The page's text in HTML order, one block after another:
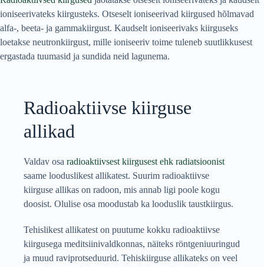
ioniseerivateks kiirgusteks. Otseselt ioniseerivad kiirgused hõlmavad
alfa-, beeta- ja gammakiirgust. Kaudselt ioniseerivaks kiirguseks
loetakse neutronkiirgust, mille ioniseeriv toime tuleneb suutlikkusest
ergastada tuumasid ja sundida neid lagunema.
Radioaktiivse kiirguse
allikad
Valdav osaradioaktiivsest kiirgusest ehk radiatsioonist
saame looduslikest allikatest. Suurim radioaktiivse
kiirguse allikas on radoon, mis annab ligi poole kogu
doosist. Olulise osa moodustab ka looduslik taustkiirgus.
Tehislikest allikatest on puutume kokku radioaktiivse
kiirgusega meditsiinivaldkonnas, näiteks röntgeniuuringud
ja muud raviprotseduurid. Tehiskiirguse allikateks on veel